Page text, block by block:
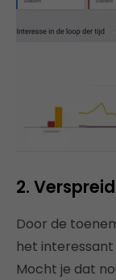
2.
Door de
het
Mocht je dat